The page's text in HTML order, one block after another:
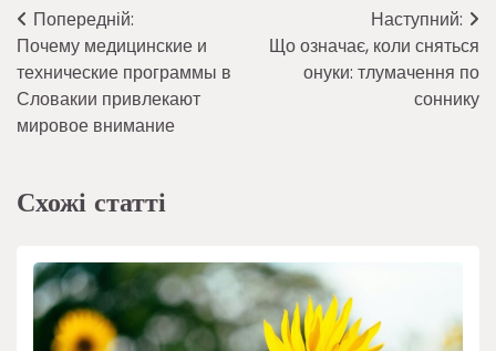
Навігація
записів
Попередній:
Почему медицинские и
технические программы в
Словакии привлекают
мировое внимание
Наступний:
Що означає, коли сняться
онуки: тлумачення по
соннику
Схожі статті